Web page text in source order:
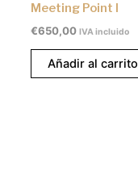
Meeting Point I
€650,00 IVA incluido
Añadir al carrito